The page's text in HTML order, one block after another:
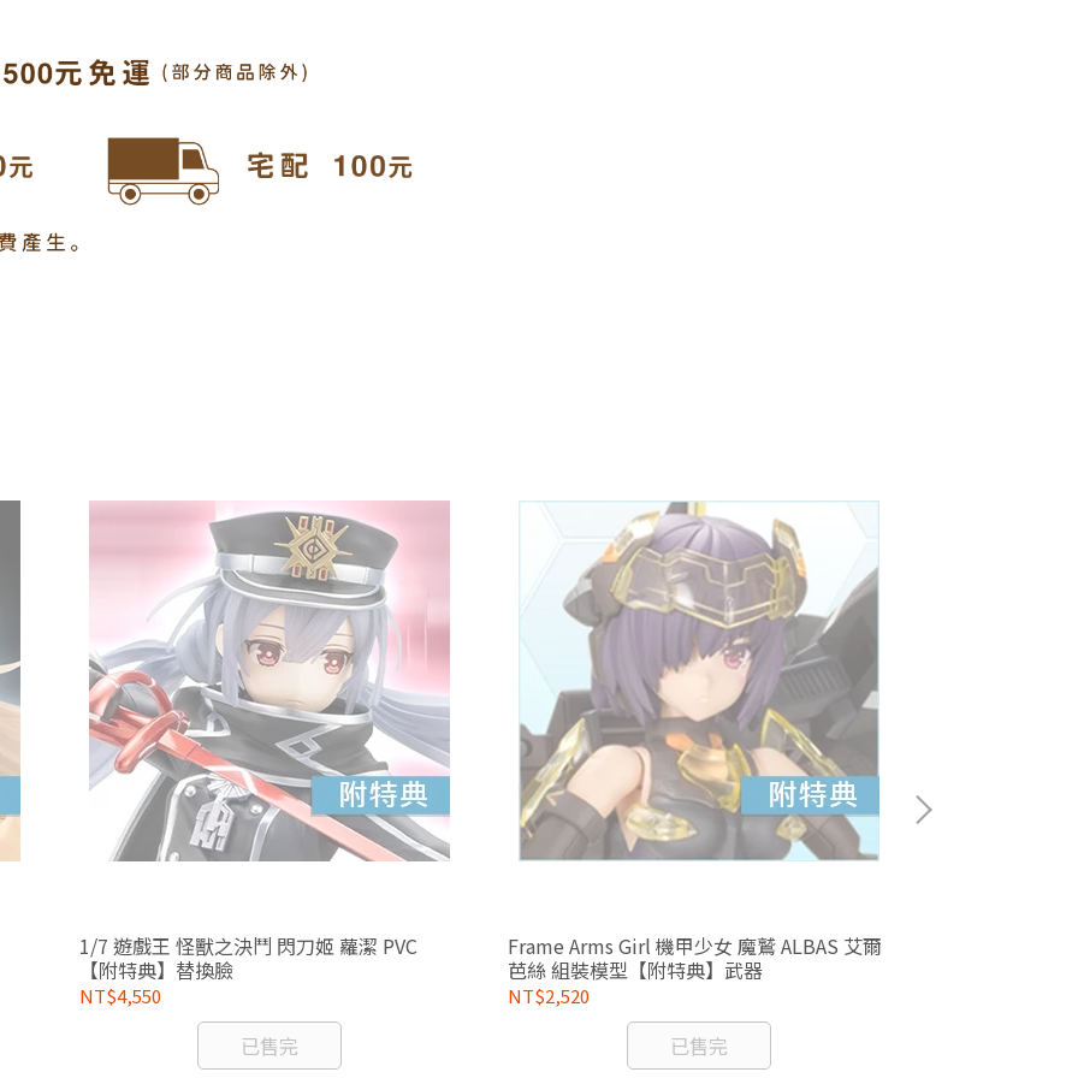
1/7 遊戲王 怪獸之決鬥 閃刀姬 蘿潔 PVC
【附特典】替換臉
NT$4,550
已售完
Frame Arms Girl 機甲少女 魔鷲 ALBAS 艾爾
芭絲 組裝模型【附特典】武器
NT$2,520
已售完